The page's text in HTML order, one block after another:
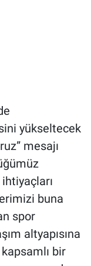
yükseltecek
mesajı
buna
spor
altyapısına
bir